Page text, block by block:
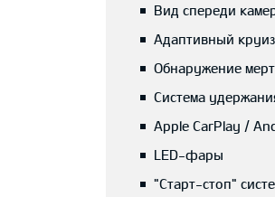
Вид спереди
Адаптивный
Обнаружение
Система
Apple CarPlay /
LED-фары
"Старт-стоп"